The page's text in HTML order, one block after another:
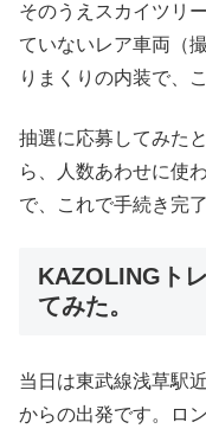
そのうえスカイツリ
ていないレア車両（
りまくりの内装で、
抽選に応募してみた
ら、人数あわせに使
で、これで手続き完
KAZOLINGト
てみた。
当日は東武線浅草駅
からの出発です。ロ